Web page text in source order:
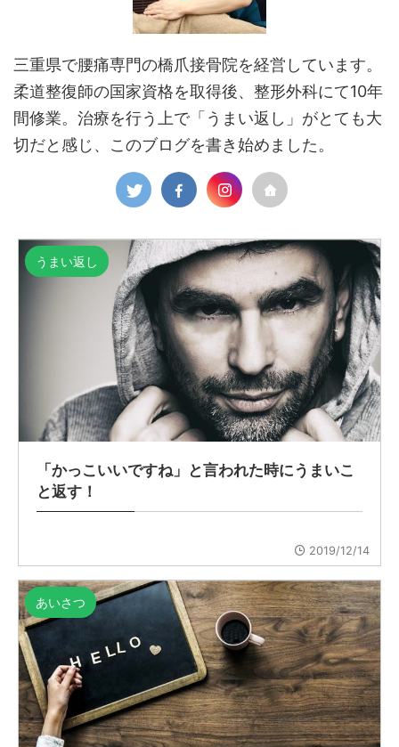
三重県で腰痛専門の橋爪接骨院を経営しています。
柔道整復師の国家資格を取得後、整形外科にて10年
間修業。治療を行う上で「うまい返し」がとても大
切だと感じ、このブログを書き始めました。
うまい返し
「かっこいいですね」と言われた時にうまいこ
と返す！
2019/12/14
あいさつ